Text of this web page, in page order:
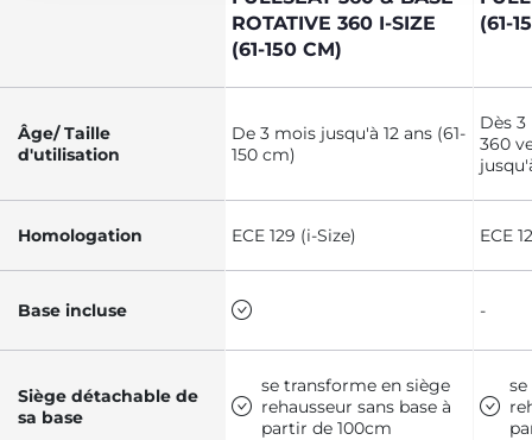
ROTATIVE 360 I-SIZE
(61-150 CM)
(61-
Âge/ Taille
d'utilisation
De 3 mois jusqu'à 12 ans (61-
150 cm)
Dès
360
Homologation ECE 129 (i-Size) ECE
Base incluse -
Siège détachable de
sa base
se transforme en siège
rehausseur sans base à
partir de 100cm